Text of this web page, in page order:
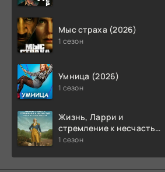
Мыс страха (2026)
1 сезон
Умница (2026)
1 сезон
Жизнь, Ларри и
стремление к несчастью:
Почти история Америки
1 сезон